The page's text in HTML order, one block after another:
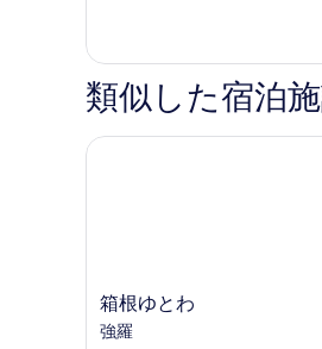
場
側
北
館)
の
写
北
館)
の
詳
細
ソ
フ
ァ
付
す
べ
ー
ド
ツ
イ
ン
の
詳
類似した宿泊
箱
根
ゆ
箱根ゆとわ
強羅
箱根ゆとわ